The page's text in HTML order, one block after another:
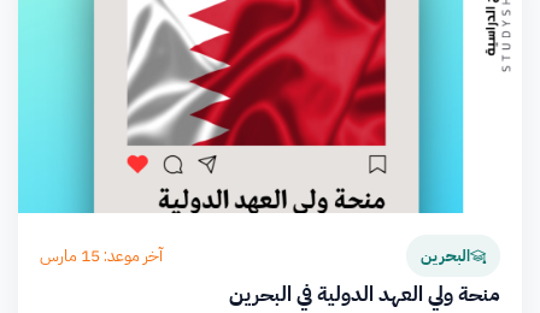
البحرين آخر موعد: 15 مارس
منحة ولي العهد الدولية في البحرين